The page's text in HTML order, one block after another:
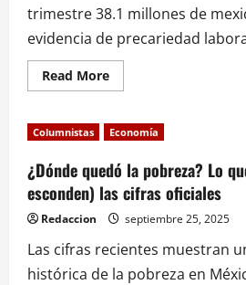
la
República
trimestre 38.1 millones de
evidencia de precariedad
Read MoreRead
more
terciario:
El
del
empleo
en
México
Columnistas Economía
¿Dónde quedó la pobreza? Lo
esconden) las cifras oficiales
Redaccion septiembre 25, 2025
Las cifras recientes muestran
histórica de la pobreza en